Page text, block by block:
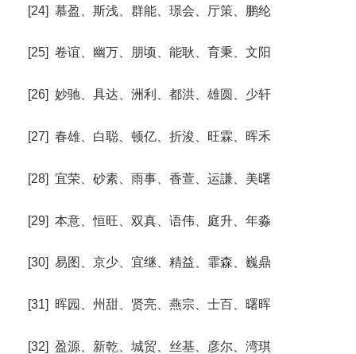
[24] 慕盈、斯浅、群能、璟会、厅策、鹏纶
[25] 卷谊、幽万、朋顷、能耿、育秉、文阳
[26] 妙驰、具达、洲利、都洪、雄圆、少轩
[27] 春雄、白聪、顿亿、折浚、旺霖、晖禾
[28] 宜荣、砂素、雨事、香萱、运謙、美曙
[29] 本意、恒旺、双真、语伟、庭升、年淼
[30] 易图、京少、宜继、精益、霏森、巍鼎
[31] 晖园、州甜、贤亮、燕宗、士百、曙晖
[32] 盈源、新乾、城贸、丝基、彦尔、湾琪